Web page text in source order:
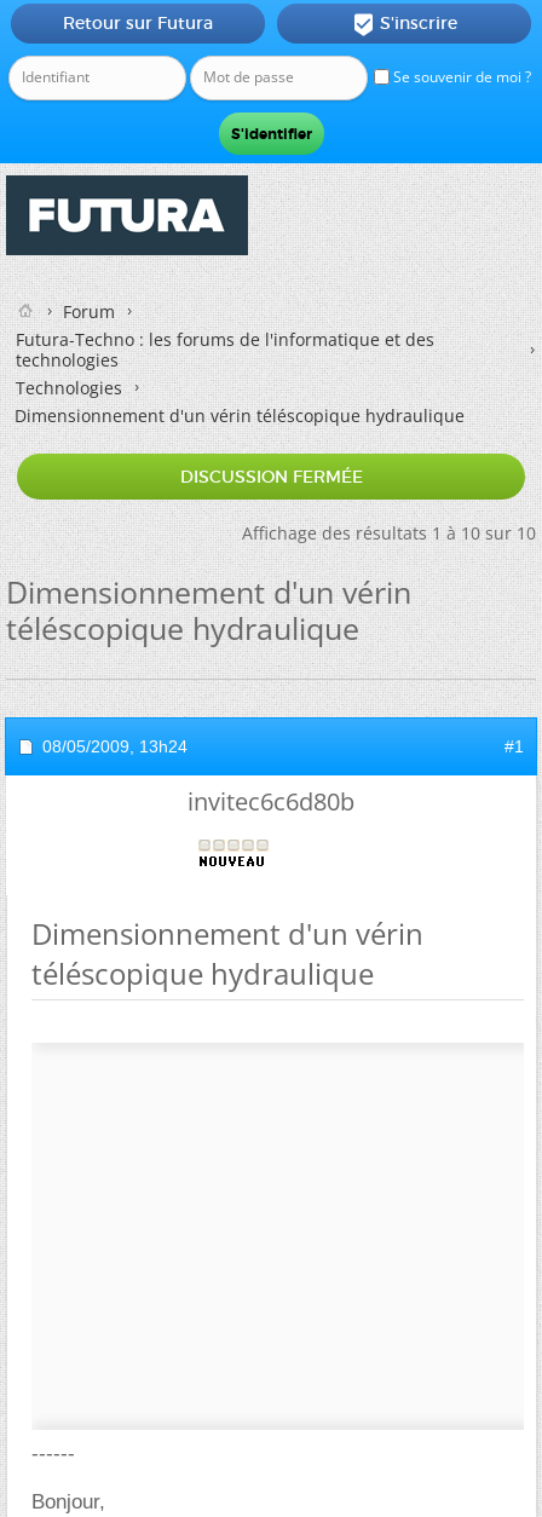
Se souvenir de moi ?
Retour sur Futura  S'inscrire
Forum
Futura-Techno : les forums de l'informatique et des
technologies
Technologies
Dimensionnement d'un vérin téléscopique hydraulique
DISCUSSION FERMÉE
Affichage des résultats 1 à 10 sur 10
Dimensionnement d'un vérin
téléscopique hydraulique
08/05/2009, 13h24 #1
invitec6c6d80b
Dimensionnement d'un vérin
téléscopique hydraulique
------
Bonjour,